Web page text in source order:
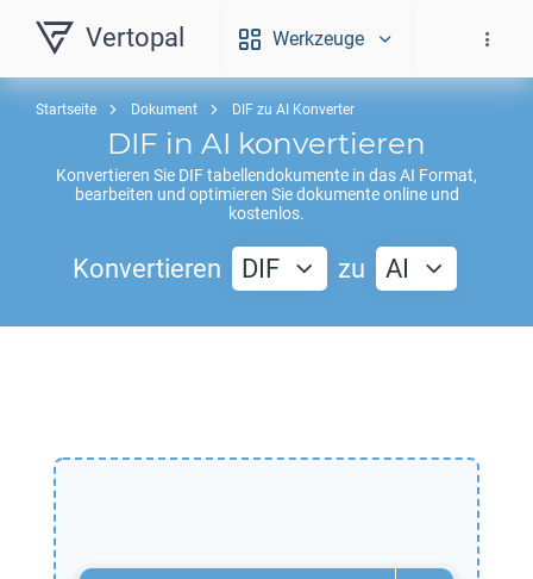
Vertopal Werkzeuge
Startseite Dokument DIF zu AI Konverter
DIF in AI konvertieren
Konvertieren Sie DIFtabellendokumente in dasAI Format,
bearbeiten und optimieren Sie dokumente online und
kostenlos.
Konvertieren DIF zu AI